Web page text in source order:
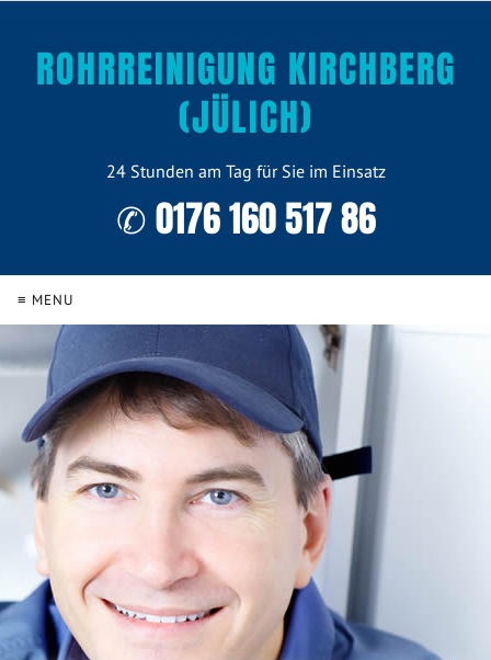
ROHRREINIGUNG KIRCHBERG
(JÜLICH)
24 Stunden am Tag für Sie im Einsatz
✆ 0176 160 517 86
≡ MENU